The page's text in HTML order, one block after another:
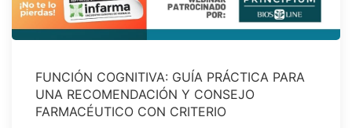
FUNCIÓN COGNITIVA: GUÍA PRÁCTICA PARA
UNA RECOMENDACIÓN Y CONSEJO
FARMACÉUTICO CON CRITERIO